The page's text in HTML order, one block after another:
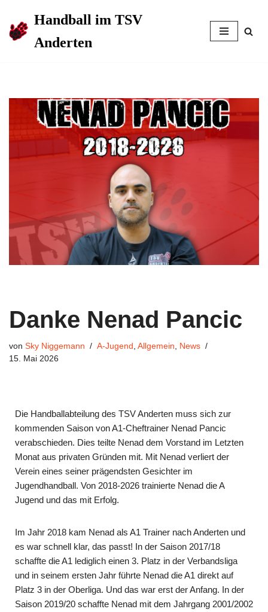
Zum
Handball im TSV
Anderten
Danke Nenad Pancic
von Sky Niggemann A-Jugend Allgemein
News
15. Mai 2026
Die Handballabteilung des TSV Anderten muss sich zur
kommenden Saison von A1-Cheftrainer Nenad Pancic
verabschieden. Dies teilte Nenad dem Vorstand im Letzten
Monat aus privaten Gründen mit. Mit Nenad verliert der
Verein eines seiner prägendsten Gesichter im
Jugendhandball. Von 2018-2026 trainierte Nenad die A
Jugend und das mit Erfolg.
Im Jahr 2018 kam Nenad als A1 Trainer nach Anderten und
es war schnell klar, das passt! In der Saison 2017/18
schaffte die A1 lediglich einen 3. Platz in der Verbandsliga
und in seinem ersten Jahr führte Nenad die A1 direkt auf
Platz 3 in der Oberliga. Und das war erst der Anfang. In der
Saison 2019/20 schaffte Nenad mit dem Jahrgang 2001/2002